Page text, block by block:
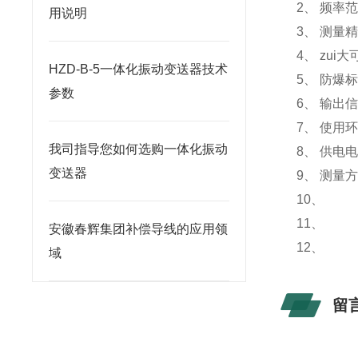
用说明
HZD-B-5一体化振动变送器技术
参数
我司指导您如何选购一体化振动
变送器
安徽春辉集团补偿导线的应用领
域
2、
频率
3、
测量
4、
zui大
5、
防爆
6、
输出
7、
使用
8、
供电
9、
测量
10、
11、
12、
留